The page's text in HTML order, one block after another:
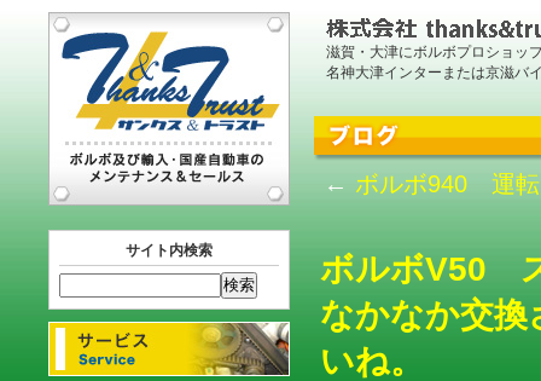
滋賀・大津にボルボプロショッ
名神大津インターまたは京滋バ
サイト内検索
← ボルボ940 運転
ボルボV50
なかなか交換
いね。